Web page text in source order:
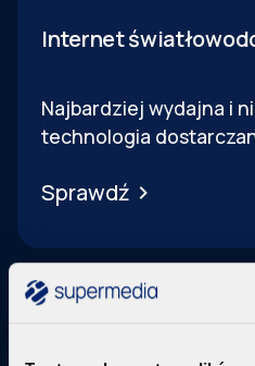
Internet
Najbardziej wydajna i
technologia
Sprawdź